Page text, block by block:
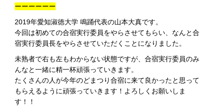
ーーーーーー
2019年愛知淑徳大学 鳴踊代表の山本大真です。
今回は初めての合宿実行委員をやらさせてもらい、なんと合
宿実行委員長をやらさせていただくことになりました。
未熟者で右も左もわからない状態ですが、合宿実行委員のみ
んなと一緒に精一杯頑張っていきます。
たくさんの人が今年のどまつり合宿に来て良かったと思って
もらえるように頑張っていきます！よろしくお願いしま
す！！